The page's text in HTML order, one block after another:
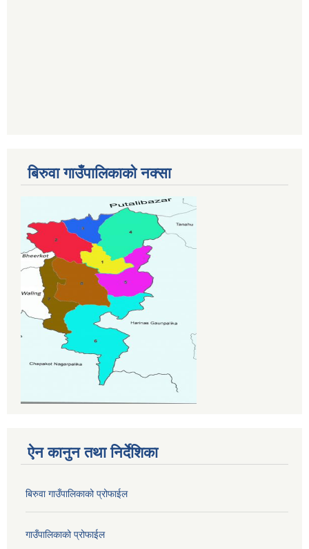
बिरुवा गाउँपालिकाको नक्सा
ऐन कानुन तथा निर्देशिका
बिरुवा गाउँपालिकाको प्रोफाईल
गाउँपालिकाको प्रोफाईल